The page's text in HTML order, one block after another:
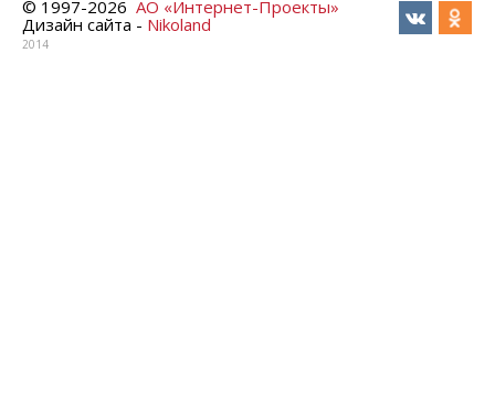
© 1997-2026 АО «Интернет-Проекты»
Дизайн сайта - Nikoland
2014